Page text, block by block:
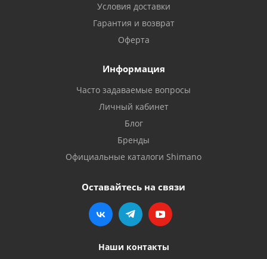
Условия доставки
Гарантия и возврат
Оферта
Информация
Часто задаваемые вопросы
Личный кабинет
Блог
Бренды
Официальные каталоги Shimano
Оставайтесь на связи
Наши контакты